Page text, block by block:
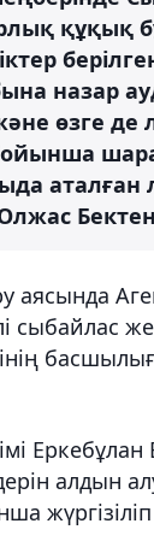
құқық
назар
өзге де
аясында
сыбайлас
алдын